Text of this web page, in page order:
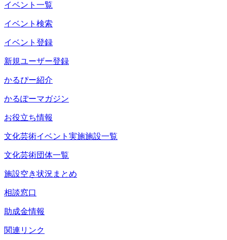
イベント一覧
イベント検索
イベント登録
新規ユーザー登録
かるぴー紹介
かるぽーマガジン
お役立ち情報
文化芸術イベント実施施設一覧
文化芸術団体一覧
施設空き状況まとめ
相談窓口
助成金情報
関連リンク